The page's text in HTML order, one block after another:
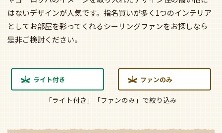
はないデザインが人気です。指名買いが多く1つのインテリア
としてお部屋を彩ってくれるシーリングファンをお探しなら
是非ご検討ください。
ライト付き ファンのみ
「ライト付き」「ファンのみ」で絞り込み